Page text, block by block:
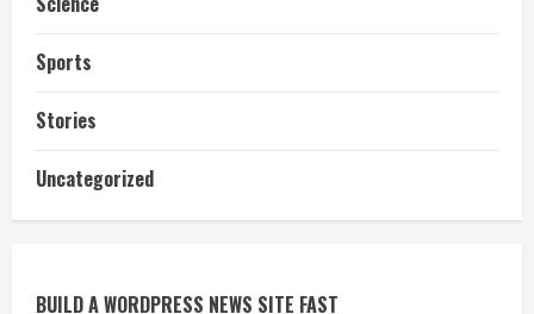
Sports
Stories
Uncategorized
BUILD A WORDPRESS NEWS SITE FAST
July 24, 2026